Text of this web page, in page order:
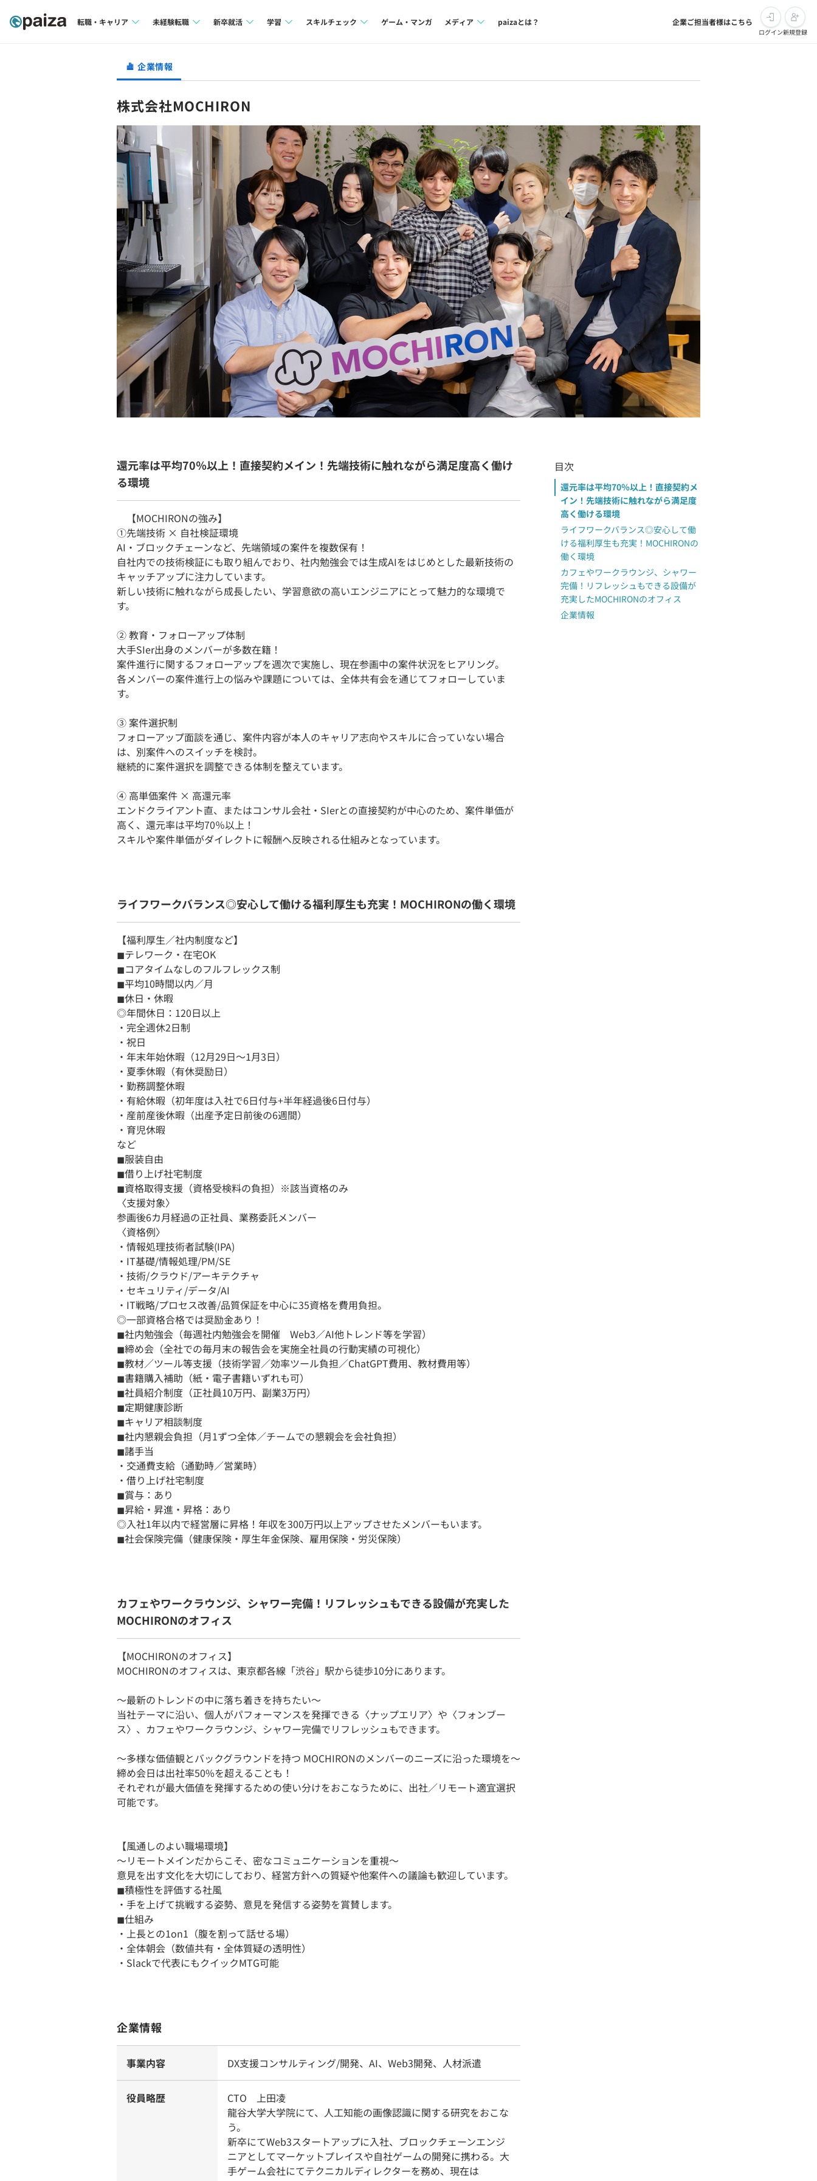
転職・キャリア
転職成功ガイド
転職エージェント
未経験転職
求人検索
転職成功ガイド
新卒就活
新卒エージェント
イベント・セミナー
インタビュー
就活成功ガイド
学習
ナレッジ
リファレンス
プラン
個人向けプラン
法人向けプラン
学校向けプラン
契約内容・クーポン
スキルチェック
再チャレンジ結果一覧
ゲーム・マンガ メディア paizaとは？ 企業ご担当者様はこちら
ログイン新規登録
企業情報
株式会社MOCHIRON
還元率は平均70％以上！直接契約メイン！先端技術に触れながら満足度高く働け
る環境
【MOCHIRONの強み】
①先端技術 × 自社検証環境
AI・ブロックチェーンなど、先端領域の案件を複数保有！
自社内での技術検証にも取り組んでおり、社内勉強会では生成AIをはじめとした最新技術の
キャッチアップに注力しています。
新しい技術に触れながら成長したい、学習意欲の高いエンジニアにとって魅力的な環境で
す。
② 教育・フォローアップ体制
大手SIer出身のメンバーが多数在籍！
案件進行に関するフォローアップを週次で実施し、現在参画中の案件状況をヒアリング。
各メンバーの案件進行上の悩みや課題については、全体共有会を通じてフォローしていま
す。
③ 案件選択制
フォローアップ面談を通じ、案件内容が本人のキャリア志向やスキルに合っていない場合
は、別案件へのスイッチを検討。
継続的に案件選択を調整できる体制を整えています。
④ 高単価案件 × 高還元率
エンドクライアント直、またはコンサル会社・SIerとの直接契約が中心のため、案件単価が
高く、還元率は平均70％以上！
スキルや案件単価がダイレクトに報酬へ反映される仕組みとなっています。
ライフワークバランス◎安心して働ける福利厚生も充実！MOCHIRONの働く環境
【福利厚生／社内制度など】
◼︎テレワーク・在宅OK
◼︎コアタイムなしのフルフレックス制
◼︎平均10時間以内／月
◼︎休日・休暇
◎年間休日：120日以上
・完全週休2日制
・祝日
・年末年始休暇（12月29日～1月3日）
・夏季休暇（有休奨励日）
・勤務調整休暇
・有給休暇（初年度は入社で6日付与+半年経過後6日付与）
・産前産後休暇（出産予定日前後の6週間）
・育児休暇
など
◼︎服装自由
◼︎借り上げ社宅制度
◼︎資格取得支援（資格受検料の負担）※該当資格のみ
〈支援対象〉
参画後6カ月経過の正社員、業務委託メンバー
〈資格例〉
・情報処理技術者試験(IPA)
・IT基礎/情報処理/PM/SE
・技術/クラウド/アーキテクチャ
・セキュリティ/データ/AI
・IT戦略/プロセス改善/品質保証を中心に35資格を費用負担。
◎一部資格合格では奨励金あり！
◼︎社内勉強会（毎週社内勉強会を開催 Web3／AI他トレンド等を学習）
◼︎締め会（全社での毎月末の報告会を実施全社員の行動実績の可視化）
◼︎教材／ツール等支援（技術学習／効率ツール負担／ChatGPT費用、教材費用等）
◼︎書籍購入補助（紙・電子書籍いずれも可）
◼︎社員紹介制度（正社員10万円、副業3万円）
◼︎定期健康診断
◼︎キャリア相談制度
◼︎社内懇親会負担（月1ずつ全体／チームでの懇親会を会社負担）
◼︎諸手当
・交通費支給（通勤時／営業時）
・借り上げ社宅制度
◼︎賞与：あり
◼︎昇給・昇進・昇格：あり
◎入社1年以内で経営層に昇格！年収を300万円以上アップさせたメンバーもいます。
◼︎社会保険完備（健康保険・厚生年金保険、雇用保険・労災保険）
カフェやワークラウンジ、シャワー完備！リフレッシュもできる設備が充実した
MOCHIRONのオフィス
【MOCHIRONのオフィス】
MOCHIRONのオフィスは、東京都各線「渋谷」駅から徒歩10分にあります。
〜最新のトレンドの中に落ち着きを持ちたい〜
当社テーマに沿い、個人がパフォーマンスを発揮できる〈ナップエリア〉や〈フォンブー
ス〉、カフェやワークラウンジ、シャワー完備でリフレッシュもできます。
〜多様な価値観とバックグラウンドを持つ MOCHIRONのメンバーのニーズに沿った環境を〜
締め会日は出社率50%を超えることも！
それぞれが最大価値を発揮するための使い分けをおこなうために、出社／リモート適宜選択
可能です。
【風通しのよい職場環境】
〜リモートメインだからこそ、密なコミュニケーションを重視〜
意見を出す文化を大切にしており、経営方針への質疑や他案件への議論も歓迎しています。
◼︎積極性を評価する社風
・手を上げて挑戦する姿勢、意見を発信する姿勢を賞賛します。
◼︎仕組み
・上長との1on1（腹を割って話せる場）
・全体朝会（数値共有・全体質疑の透明性）
・Slackで代表にもクイックMTG可能
企業情報
事業内容 DX支援コンサルティング/開発、AI、Web3開発、人材派遣
役員略歴
CTO 上田凌
龍谷大学大学院にて、人工知能の画像認識に関する研究をおこな
う。
新卒にてWeb3スタートアップに入社、ブロックチェーンエンジ
ニアとしてマーケットプレイスや自社ゲームの開発に携わる。大
手ゲーム会社にてテクニカルディレクターを務め、現在は
目次
還元率は平均70％以上！直接契約メ
イン！先端技術に触れながら満足度
高く働ける環境
ライフワークバランス◎安心して働
ける福利厚生も充実！MOCHIRONの
働く環境
カフェやワークラウンジ、シャワー
完備！リフレッシュもできる設備が
充実したMOCHIRONのオフィス
企業情報